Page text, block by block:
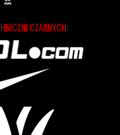
CZARNYCH: